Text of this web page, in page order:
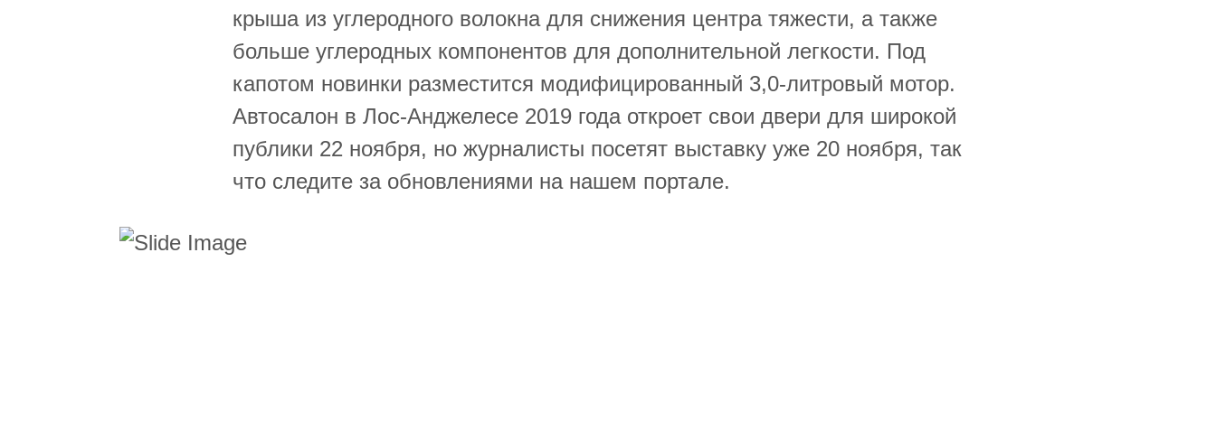
крыша из углеродного волокна для снижения центра тяжести, а также
больше углеродных компонентов для дополнительной легкости. Под
капотом новинки разместится модифицированный 3,0-литровый мотор.
Автосалон в Лос-Анджелесе 2019 года откроет свои двери для широкой
публики 22 ноября, но журналисты посетят выставку уже 20 ноября, так
что следите за обновлениями на нашем портале.